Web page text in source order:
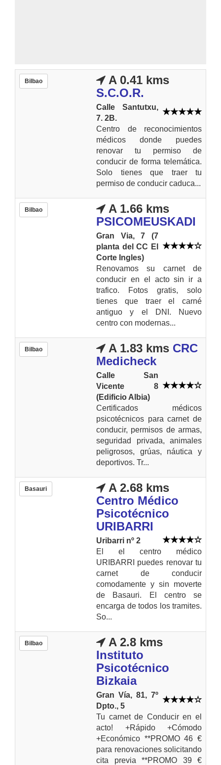
Bilbao
A 0.41 kms
S.C.O.R.
Calle Santutxu,
7. 2B.
Centro de reconocimientos
médicos donde puedes
renovar tu permiso de
conducir de forma telemática.
Solo tienes que traer tu
permiso de conducir caduca...
Bilbao
A 1.66 kms
PSICOMEUSKADI
Gran Via, 7 (7
planta del CC El
Corte Ingles)
Renovamos su carnet de
conducir en el acto sin ir a
trafico. Fotos gratis, solo
tienes que traer el carné
antiguo y el DNI. Nuevo
centro con modernas...
Bilbao A 1.83 kms CRC
Medicheck
Calle San
Vicente 8
(Edificio Albia)
Certificados médicos
psicotécnicos para carnet de
conducir, permisos de armas,
seguridad privada, animales
peligrosos, grúas, náutica y
deportivos. Tr...
Basauri
A 2.68 kms
Centro Médico
Psicotécnico
URIBARRI
Uribarri nº 2
El el centro médico
URIBARRI puedes renovar tu
carnet de conducir
comodamente y sin moverte
de Basauri. El centro se
encarga de todos los tramites.
So...
Bilbao
A 2.8 kms
Instituto
Psicotécnico
Bizkaia
Gran Vía, 81, 7º
Dpto., 5
Tu carnet de Conducir en el
acto! +Rápido +Cómodo
+Económico **PROMO 46 €
para renovaciones solicitando
cita previa **PROMO 39 €